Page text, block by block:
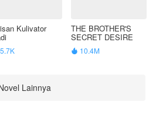
Kulivator THE BROTHER'S
SECRET DESIRE
 10.4M
Lainnya